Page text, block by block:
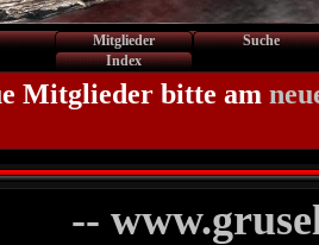
Mitglieder
Suche
Index
Mitglieder bitte am
--